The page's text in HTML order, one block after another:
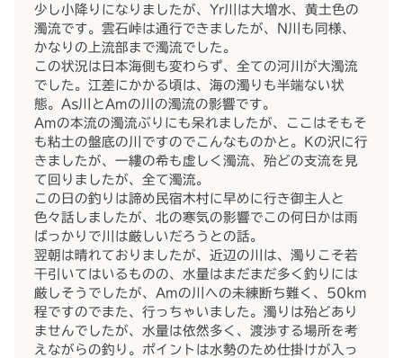
少し小降りになりましたが、Yr川は大増水、黄土色の
濁流です。雲石峠は通行できましたが、N川も同様、
かなりの上流部まで濁流でした。
この状況は日本海側も変わらず、全ての河川が大濁流
でした。江差にかかる頃は、海の濁りも半端ない状
態。As川とAmの川の濁流の影響です。
Amの本流の濁流ぶりにも呆れましたが、ここはそもそ
も粘土の盤底の川ですのでこんなものかと。Kの沢に行
きましたが、一縷の希も虚しく濁流、殆どの支流を見
て回りましたが、全て濁流。
この日の釣りは諦め民宿木村に早めに行き御主人と
色々話しましたが、北の寒気の影響でこの何日かは雨
ばっかりで川は厳しいだろうとの話。
翌朝は晴れておりましたが、近辺の川は、濁りこそ若
干引いてはいるものの、水量はまだまだ多く釣りには
厳しそうでしたが、Amの川への未練断ち難く、50km
程ですのでまた、行っちゃいました。濁りは殆どあり
ませんでしたが、水量は依然多く、渡渉する場所を考
えながらの釣り。ポイントは水勢のため仕掛けが入っ